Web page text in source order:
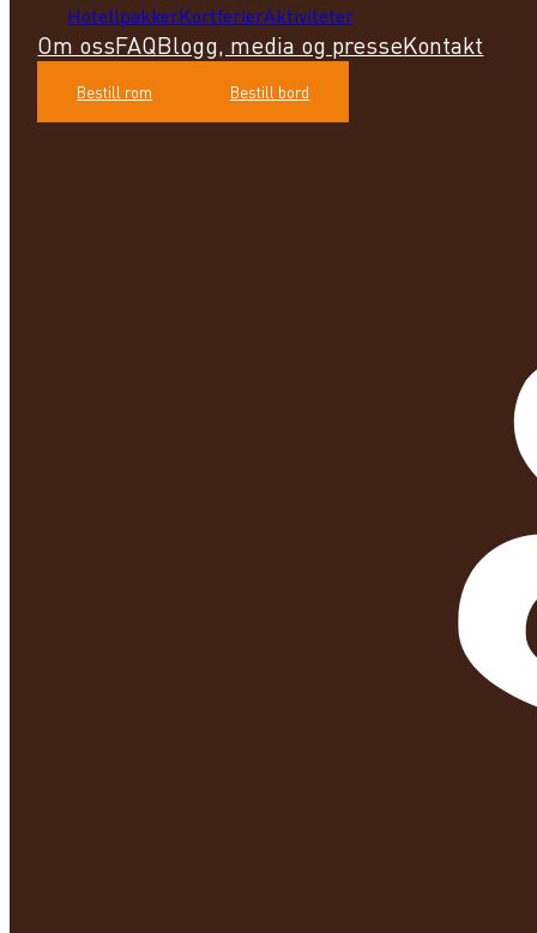
HotellpakkerKortferierAktiviteter
Om ossFAQBlogg, media og presseKontakt
Bestill rom Bestill bord